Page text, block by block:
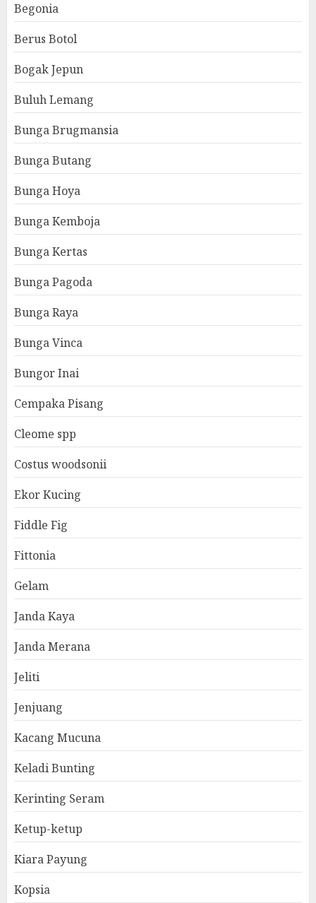
Begonia
Berus Botol
Bogak Jepun
Buluh Lemang
Bunga Brugmansia
Bunga Butang
Bunga Hoya
Bunga Kemboja
Bunga Kertas
Bunga Pagoda
Bunga Raya
Bunga Vinca
Bungor Inai
Cempaka Pisang
Cleome spp
Costus woodsonii
Ekor Kucing
Fiddle Fig
Fittonia
Gelam
Janda Kaya
Janda Merana
Jeliti
Jenjuang
Kacang Mucuna
Keladi Bunting
Kerinting Seram
Ketup-ketup
Kiara Payung
Kopsia